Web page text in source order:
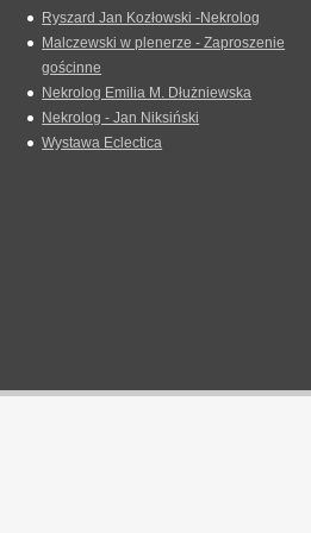
Ryszard Jan Kozłowski -Nekrolog
Malczewski w plenerze - Zaproszenie
gościnne
Nekrolog Emilia M. Dłużniewska
Nekrolog - Jan Niksiński
Wystawa Eclectica